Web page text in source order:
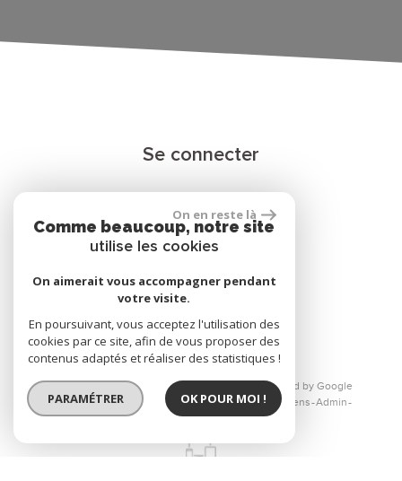
Se connecter
Espace propriétaire
réalisé par
© 2026 | Tous droits réservés | Traduction powered by Google
Plan du site Mentions légales Nos honoraires Liens Admin
Toutes nos annonces
On en reste là
Comme beaucoup, notre site
utilise les cookies
On aimerait vous accompagner pendant
votre visite.
En poursuivant, vous acceptez l'utilisation des
cookies par ce site, afin de vous proposer des
contenus adaptés et réaliser des statistiques !
PARAMÉTRER OK POUR MOI !